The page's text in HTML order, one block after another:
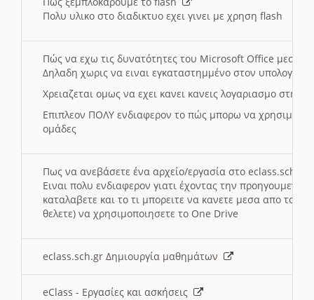
Πολυ υλικο στο διαδικτυο εχει γινει με χρηση flash
Πώς να εχω τις δυνατότητες του Microsoft Office μεσω
Δηλαδη χωρις να ειναι εγκαταστημμένο στον
Χρειαζεται ομως να εχει κανει κανεις λογαριασμο στη
Επιπλεον ΠΟΛΥ ενδιαφερον το πώς μπορω να
ομάδες
Πως να ανεβάσετε ένα αρχείο/εργασία στο eclass.sch.gr
Ειναι πολυ ενδιαφερον γιατι έχοντας την
καταλαβετε και το τι μπορειτε να κανετε μεσα απο το
θελετε) να χρησιμοποιησετε το One Drive
eclass.sch.gr Δημιουργία μαθημάτων
eClass - Εργασίες και ασκήσεις